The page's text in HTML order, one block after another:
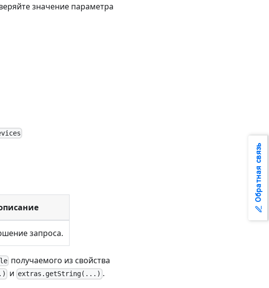
значение параметра
запроса.
получаемого из свойства
и extras.getString(...) .
Обратная связь